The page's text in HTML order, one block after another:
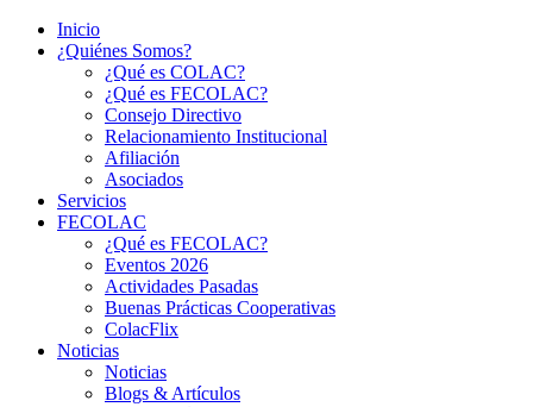
Inicio
¿Quiénes Somos?
¿Qué es COLAC?
¿Qué es FECOLAC?
Consejo Directivo
Relacionamiento Institucional
Afiliación
Asociados
Servicios
FECOLAC
¿Qué es FECOLAC?
Eventos 2026
Actividades Pasadas
Buenas Prácticas Cooperativas
ColacFlix
Noticias
Noticias
Blogs & Artículos